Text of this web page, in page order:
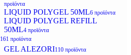
προϊόντα
LIQUID POLYGEL 50ML6 προϊόντα
LIQUID POLYGEL REFILL
50ML4 προϊόντα
161 προϊόντα
GEL ALEZORI110 προϊόντα